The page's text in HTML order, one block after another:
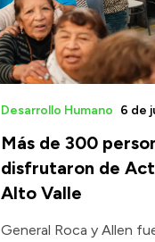
Más de 300
disfrutaron de
Alto Valle
Desarrollo Humano 6 de
General Roca y Allen